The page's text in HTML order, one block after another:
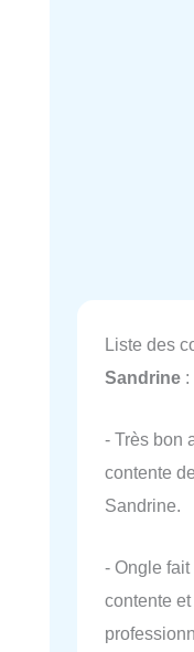
Liste des
Sandrine :
- Très bon
contente
Sandrine.
- Ongle
contente